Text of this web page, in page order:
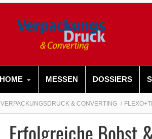
HOME MESSEN DOSSIERS
VERPACKUNGSDRUCK & CONVERTING
Erfolgreiche Bobst